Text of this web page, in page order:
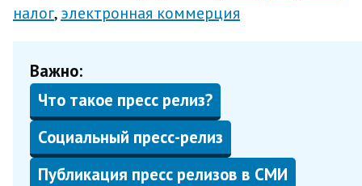
налог электронная коммерция
Важно:
Что такое пресс релиз?
Социальный пресс-релиз
Публикация пресс релизов в СМИ